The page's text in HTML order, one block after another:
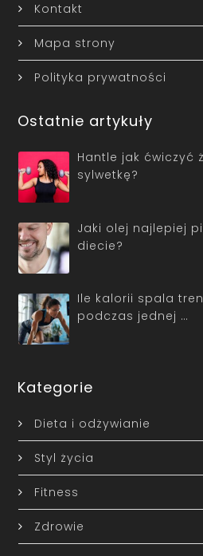
Kontakt
Mapa strony
Polityka prywatności
Ostatnie artykuły
Hantle jak ćwiczyć
sylwetkę?
Jaki olej najlepiej
diecie?
Ile kalorii spala
podczas jednej …
Kategorie
Dieta i odżywianie
Styl życia
Fitness
Zdrowie